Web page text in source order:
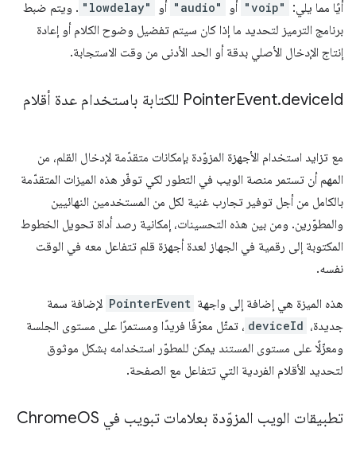
أيًا مما يلي: "voip" أو "audio" أو "lowdelay" . ويتم ضبط
برنامج الترميز لتحديد ما إذا كان سيتم تفضيل وضوح الكلام أو إعادة
إنتاج الإدخال الأصلي بدقة أو الحد الأدنى من وقت الاستجابة.
PointerEvent.deviceId للكتابة باستخدام عدة أقلام
مع تزايد استخدام الأجهزة المزوّدة بإمكانات متقدّمة لإدخال القلم، من
المهم أن تستمر منصة الويب في التطور لكي توفّر هذه الميزات المتقدّمة
بالكامل من أجل توفير تجارب غنية لكل من المستخدمين النهائيين
والمطوّرين. ومن بين هذه التحسينات، إمكانية رصد أداة تحويل الخطوط
المكتوبة إلى رقمية في الجهاز لعدة أجهزة قلم تتفاعل معه في الوقت
نفسه.
هذه الميزة هي إضافة إلى واجهة PointerEvent لإضافة سمة
جديدة، deviceId ، تمثّل معرّفًا فريدًا ومستمرًا على مستوى الجلسة
ومعزّلًا على مستوى المستند يمكن للمطوّر استخدامه بشكل موثوق
لتحديد الأقلام الفردية التي تتفاعل مع الصفحة.
تطبيقات الويب المزوّدة بعلامات تبويب في Chrome OS